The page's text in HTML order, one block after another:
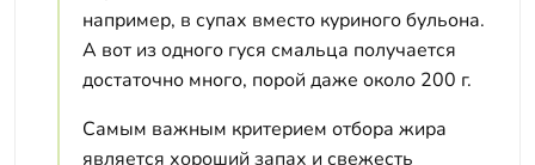
например, в супах вместо куриного бульона.
А вот из одного гуся смальца получается
достаточно много, порой даже около 200 г.
Самым важным критерием отбора жира
является хороший запах и свежесть